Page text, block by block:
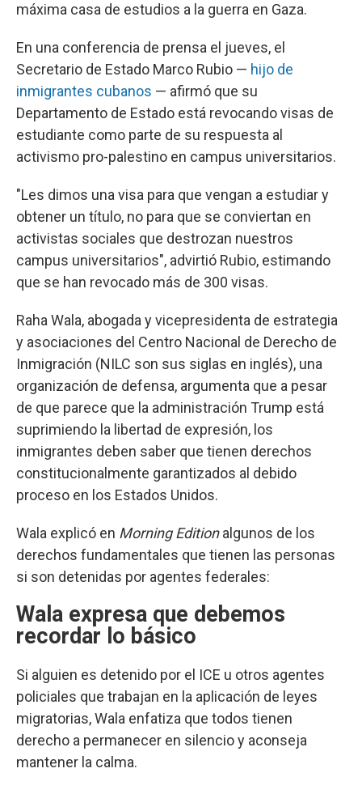
máxima casa de estudios a la guerra en Gaza.
En una conferencia de prensa el jueves, el
Secretario de Estado Marco Rubio — hijo de
inmigrantes cubanos — afirmó que su
Departamento de Estado está revocando visas de
estudiante como parte de su respuesta al
activismo pro-palestino en campus universitarios.
"Les dimos una visa para que vengan a estudiar y
obtener un título, no para que se conviertan en
activistas sociales que destrozan nuestros
campus universitarios", advirtió Rubio, estimando
que se han revocado más de 300 visas.
Raha Wala, abogada y vicepresidenta de estrategia
y asociaciones del Centro Nacional de Derecho de
Inmigración (NILC son sus siglas en inglés), una
organización de defensa, argumenta que a pesar
de que parece que la administración Trump está
suprimiendo la libertad de expresión, los
inmigrantes deben saber que tienen derechos
constitucionalmente garantizados al debido
proceso en los Estados Unidos.
Wala explicó en Morning Editionalgunos de los
derechos fundamentales que tienen las personas
si son detenidas por agentes federales:
Wala expresa que debemos
recordar lo básico
Si alguien es detenido por el ICE u otros agentes
policiales que trabajan en la aplicación de leyes
migratorias, Wala enfatiza que todos tienen
derecho a permanecer en silencio y aconseja
mantener la calma.